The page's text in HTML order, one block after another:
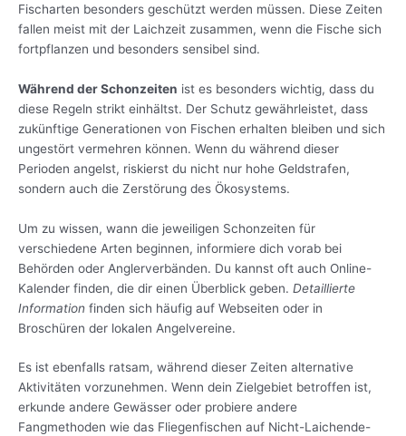
Fischarten besonders geschützt werden müssen. Diese Zeiten
fallen meist mit der Laichzeit zusammen, wenn die Fische sich
fortpflanzen und besonders sensibel sind.
Während der Schonzeiten ist es besonders wichtig, dass du
diese Regeln strikt einhältst. Der Schutz gewährleistet, dass
zukünftige Generationen von Fischen erhalten bleiben und sich
ungestört vermehren können. Wenn du während dieser
Perioden angelst, riskierst du nicht nur hohe Geldstrafen,
sondern auch die Zerstörung des Ökosystems.
Um zu wissen, wann die jeweiligen Schonzeiten für
verschiedene Arten beginnen, informiere dich vorab bei
Behörden oder Anglerverbänden. Du kannst oft auch Online-
Kalender finden, die dir einen Überblick geben. Detaillierte
Information finden sich häufig auf Webseiten oder in
Broschüren der lokalen Angelvereine.
Es ist ebenfalls ratsam, während dieser Zeiten alternative
Aktivitäten vorzunehmen. Wenn dein Zielgebiet betroffen ist,
erkunde andere Gewässer oder probiere andere
Fangmethoden wie das Fliegenfischen auf Nicht-Laichende-